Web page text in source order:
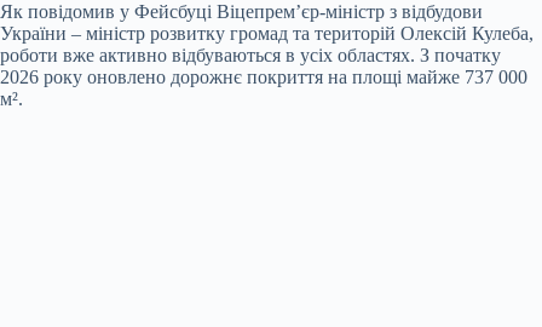
Як повідомив у Фейсбуці Віцепрем’єр-міністр з відбудови
України – міністр розвитку громад та територій Олексій Кулеба,
роботи вже активно відбуваються в усіх областях. З початку
2026 року оновлено дорожнє покриття на площі майже 737 000
м².